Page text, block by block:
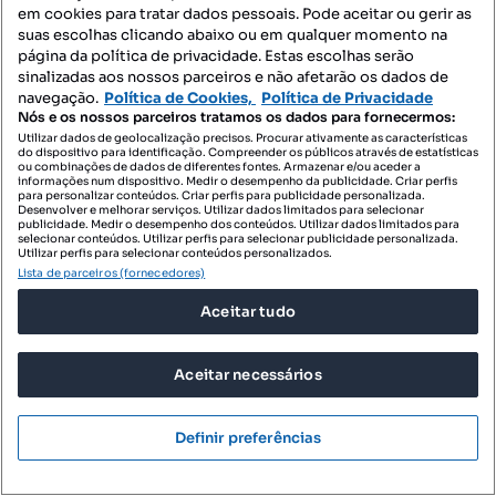
1 850 000 €9585,49 €/m²
Apartamento T4 para venda
Rua do Doutor Alberto de Macedo, Pinheiro Manso, Ramalde, Porto, Porto
Tipologia
T4
Preço por metro quadrado
193 m²
Andar 1 andar
Remax Pinheiro Manso
Pesquisa um negócio perfeito?
aparecerem novos anúncios coincidentes.
em cookies para tratar dados pessoais. Pode aceitar ou gerir as
suas escolhas clicando abaixo ou em qualquer momento na
página da política de privacidade. Estas escolhas serão
sinalizadas aos nossos parceiros e não afetarão os dados de
navegação. Política de Cookies, Política de Privacidade
Nós e os nossos parceiros tratamos os dados para fornecermos:
Utilizar dados de geolocalização precisos. Procurar ativamente as características
do dispositivo para identificação. Compreender os públicos através de estatísticas
ou combinações de dados de diferentes fontes. Armazenar e/ou aceder a
informações num dispositivo. Medir o desempenho da publicidade. Criar perfis
para personalizar conteúdos. Criar perfis para publicidade personalizada.
Desenvolver e melhorar serviços. Utilizar dados limitados para selecionar
publicidade. Medir o desempenho dos conteúdos. Utilizar dados limitados para
selecionar conteúdos. Utilizar perfis para selecionar publicidade personalizada.
Utilizar perfis para selecionar conteúdos personalizados.
Lista de parceiros (fornecedores)
Aceitar tudo
Aceitar necessários
Definir preferências